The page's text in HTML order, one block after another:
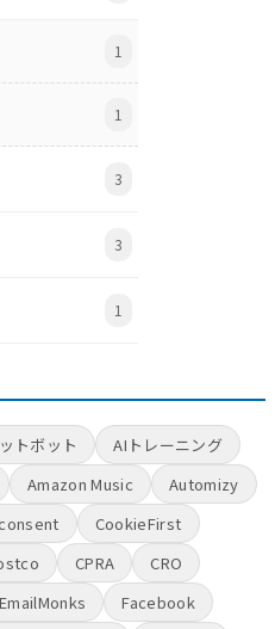
1
1
3
3
1
トボット
AIトレーニング
Amazon Music
Automizy
CookieFirst
CPRA
CRO
EmailMonks
Facebook